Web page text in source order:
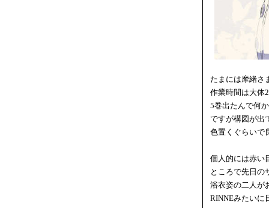
たまには摩緒さ
作業時間は大体
5巻出たんで何
ですが構図が出
色置くぐらいで
個人的には赤い
ところで先日の
浴衣姿の二人が
RINNEみたいに